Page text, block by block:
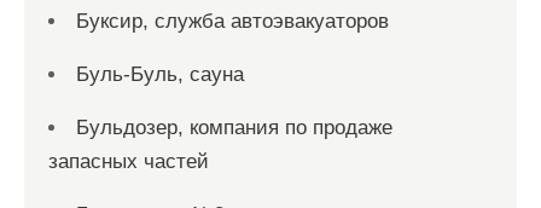
Буксир, служба автоэвакуаторов
Буль-Буль, сауна
Бульдозер, компания по продаже
запасных частей